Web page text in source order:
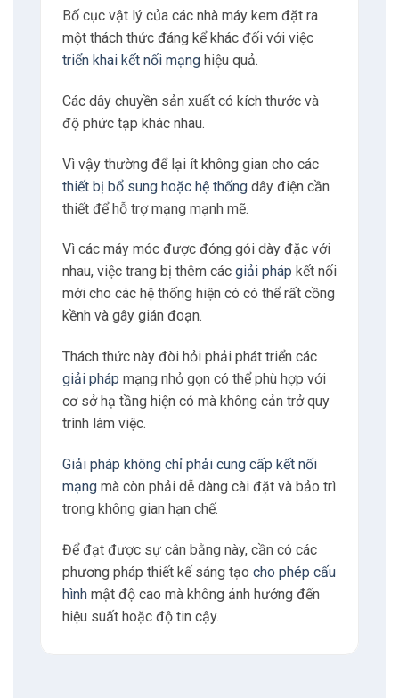
Bố cục vật lý của các nhà máy kem đặt ra
một thách thức đáng kể khác đối với việc
triển khai kết nối mạnghiệu quả.
Các dây chuyền sản xuất có kích thước và
độ phức tạp khác nhau.
Vì vậy thường để lại ít không gian cho các
thiết bị bổ sung hoặc hệ thốngdây điện cần
thiết để hỗ trợ mạng mạnh mẽ.
Vì các máy móc được đóng gói dày đặc với
nhau, việc trang bị thêm các giải pháp kết nối
mới cho các hệ thống hiện có có thể rất cồng
kềnh và gây gián đoạn.
Thách thức này đòi hỏi phải phát triển các
giải pháp mạng nhỏ gọn có thể phù hợp với
cơ sở hạ tầng hiện có mà không cản trở quy
trình làm việc.
Giải pháp không chỉ phải cung cấp kết nối
mạngmà còn phải dễ dàng cài đặt và bảo trì
trong không gian hạn chế.
Để đạt được sự cân bằng này, cần có các
phương pháp thiết kế sáng tạo cho phép cấu
hìnhmật độ cao mà không ảnh hưởng đến
hiệu suất hoặc độ tin cậy.